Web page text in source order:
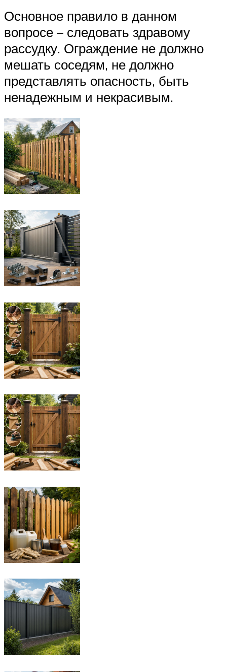
Основное правило в данном
вопросе – следовать здравому
рассудку. Ограждение не должно
мешать соседям, не должно
представлять опасность, быть
ненадежным и некрасивым.